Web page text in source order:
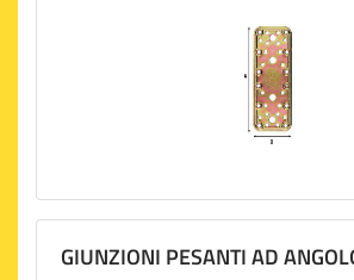
GIUNZIONI PESANTI AD